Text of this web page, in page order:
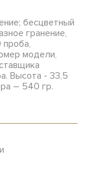
бесцветный
гранение,
модели,
Высота - 33,5
– 540 гр.